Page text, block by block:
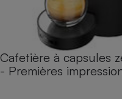
Cafetière à capsules
- Premières